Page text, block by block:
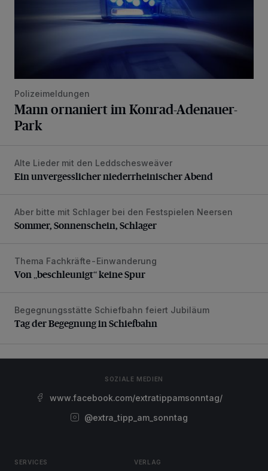
Polizeimeldungen
Mann ornaniert im Konrad-Adenauer-
Park
Ein unvergesslicher niederrheinischer Abend
Alte Lieder mit den Leddschesweäver
Ein unvergesslicher niederrheinischer Abend
Sommer, Sonnenschein, Schlager
Aber bitte mit Schlager bei den Festspielen Neersen
Sommer, Sonnenschein, Schlager
Von „beschleunigt“ keine Spur
Thema Fachkräfte-Einwanderung
Von „beschleunigt“ keine Spur
Tag der Begegnung in Schiefbahn
Begegnungsstätte Schiefbahn feiert Jubiläum
Tag der Begegnung in Schiefbahn
SOZIALE MEDIEN
www.facebook.com/extratippamsonntag/
@extra_tipp_am_sonntag
SERVICES VERLAG